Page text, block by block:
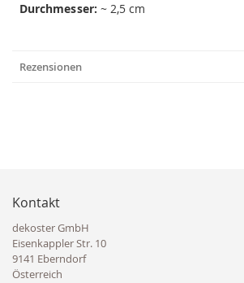
Durchmesser: ~ 2,5 cm
Rezensionen
Kontakt
dekoster GmbH
Eisenkappler Str. 10
9141 Eberndorf
Österreich